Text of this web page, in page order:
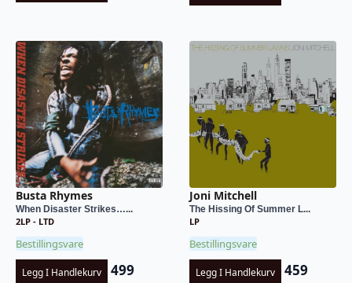
Busta Rhymes
When Disaster Strikes…...
2LP - LTD
Bestillingsvare
Legg I Handlekurv 499
Joni Mitchell
The Hissing Of Summer L...
LP
Bestillingsvare
Legg I Handlekurv 459